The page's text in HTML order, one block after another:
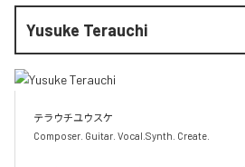
Yusuke Terauchi
テラウチユウスケ
Composer. Guitar. Vocal.Synth. Create.